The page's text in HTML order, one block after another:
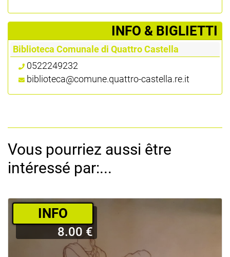
­INFO & BIGLIETTI
Biblioteca Comunale di Quattro Castella
0522249232
biblioteca@comune.quattro-castella.re.it
Vous pourriez aussi être
intéressé par:...
­INFO
8.00 €